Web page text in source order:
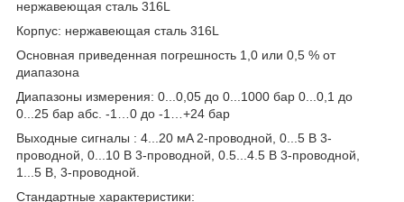
нержавеющая сталь 316L
Корпус: нержавеющая сталь 316L
Основная приведенная погрешность 1,0 или 0,5 % от
диапазона
Диапазоны измерения: 0...0,05 до 0...1000 бар 0...0,1 до
0...25 бар абс. -1…0 до -1…+24 бар
Выходные сигналы : 4...20 мA 2-проводной, 0...5 В 3-
проводной, 0...10 В 3-проводной, 0.5...4.5 В 3-проводной,
1...5 В, 3-проводной.
Стандартные характеристики: